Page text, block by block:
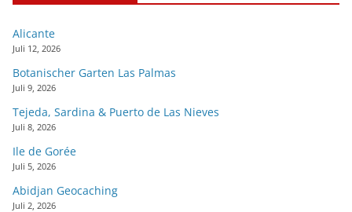
Alicante
Juli 12, 2026
Botanischer Garten Las Palmas
Juli 9, 2026
Tejeda, Sardina & Puerto de Las Nieves
Juli 8, 2026
Ile de Gorée
Juli 5, 2026
Abidjan Geocaching
Juli 2, 2026